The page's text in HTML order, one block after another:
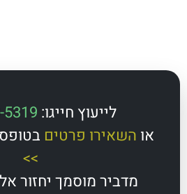
לייעוץ חייגו:763-5319
השאירו פרטים בטופס ולחצו -
מדביר מוסמך יחזור אליכם